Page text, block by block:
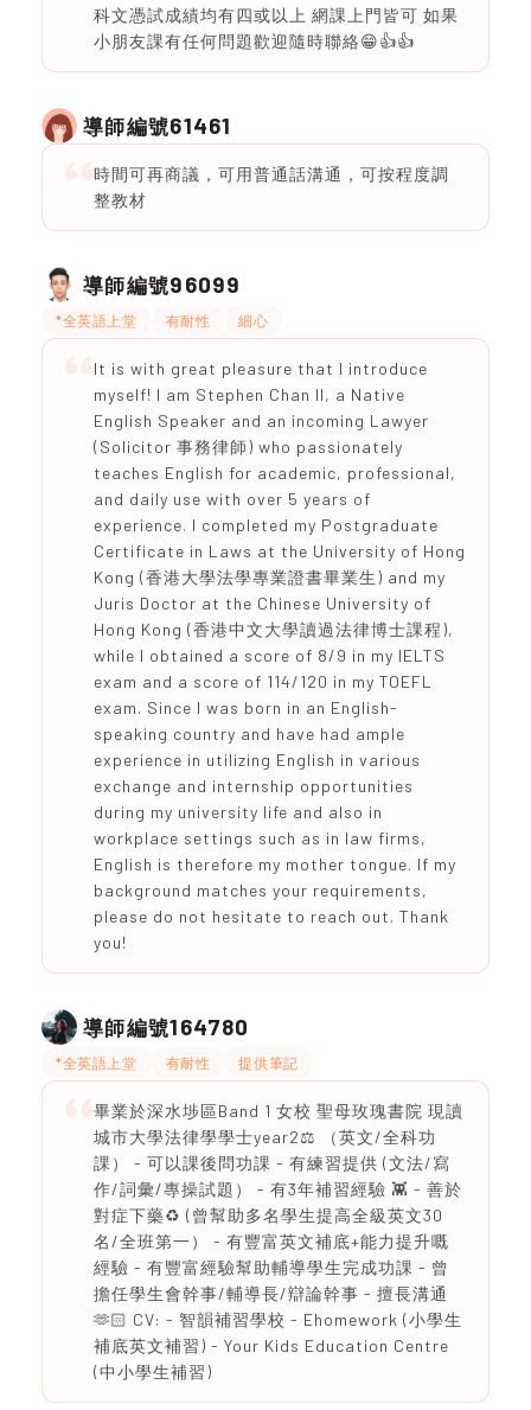
科文憑試成績均有四或以上 網課上門皆可 如果
小朋友課有任何問題歡迎隨時聯絡😁👍👍
導師編號61461
時間可再商議，可用普通話溝通，可按程度調
整教材
導師編號96099
*全英語上堂 有耐性 細心
It is with great pleasure that I introduce
myself! I am Stephen Chan II, a Native
English Speaker and an incoming Lawyer
(Solicitor 事務律師) who passionately
teaches English for academic, professional,
and daily use with over 5 years of
experience. I completed my Postgraduate
Certificate in Laws at the University of Hong
Kong (香港大學法學專業證書畢業生) and my
Juris Doctor at the Chinese University of
Hong Kong (香港中文大學讀過法律博士課程),
while I obtained a score of 8/9 in my IELTS
exam and a score of 114/120 in my TOEFL
exam. Since I was born in an English-
speaking country and have had ample
experience in utilizing English in various
exchange and internship opportunities
during my university life and also in
workplace settings such as in law firms,
English is therefore my mother tongue. If my
background matches your requirements,
please do not hesitate to reach out. Thank
you!
導師編號164780
*全英語上堂 有耐性 提供筆記
畢業於深水埗區Band 1 女校 聖母玫瑰書院 現讀
城市大學法律學學士year2⚖️ （英文/全科功
課） - 可以課後問功課 - 有練習提供 (文法/寫
作/詞彙/專操試題） - 有3年補習經驗 👾 - 善於
對症下藥♻️ (曾幫助多名學生提高全級英文30
名/全班第一） - 有豐富英文補底+能力提升嘅
經驗 - 有豐富經驗幫助輔導學生完成功課 - 曾
擔任學生會幹事/輔導長/辯論幹事 - 擅長溝通
🫶🏻 CV: - 智韻補習學校 - Ehomework (小學生
補底英文補習) - Your Kids Education Centre
(中小學生補習)